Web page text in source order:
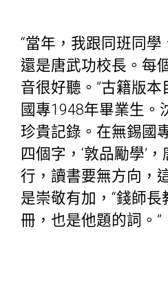
“當年，我跟同班同
還是唐武功校長。每
音很好聽。”古籍版
國專1948年畢業生。
珍貴記錄。在無錫國
四個字，‘敦品勵學’
行，讀書要無方向，
是崇敬有加，“錢師
冊，也是他題的詞。”